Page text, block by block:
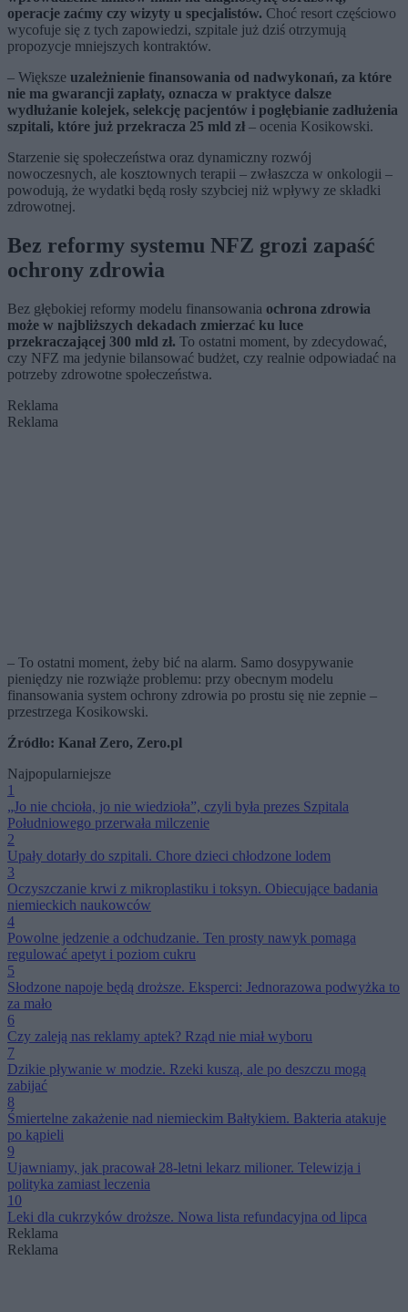
operacje zaćmy czy wizyty u specjalistów. Choć resort częściowo
wycofuje się z tych zapowiedzi, szpitale już dziś otrzymują
propozycje mniejszych kontraktów.
– Większe uzależnienie finansowania od nadwykonań, za które
nie ma gwarancji zapłaty, oznacza w praktyce dalsze
wydłużanie kolejek, selekcję pacjentów i pogłębianie zadłużenia
szpitali, które już przekracza 25 mld zł – ocenia Kosikowski.
Starzenie się społeczeństwa oraz dynamiczny rozwój
nowoczesnych, ale kosztownych terapii – zwłaszcza w onkologii –
powodują, że wydatki będą rosły szybciej niż wpływy ze składki
zdrowotnej.
Bez reformy systemu NFZ grozi zapaść
ochrony zdrowia
Bez głębokiej reformy modelu finansowania ochrona zdrowia
może w najbliższych dekadach zmierzać ku luce
przekraczającej 300 mld zł. To ostatni moment, by zdecydować,
czy NFZ ma jedynie bilansować budżet, czy realnie odpowiadać na
potrzeby zdrowotne społeczeństwa.
Reklama
Reklama
– To ostatni moment, żeby bić na alarm. Samo dosypywanie
pieniędzy nie rozwiąże problemu: przy obecnym modelu
finansowania system ochrony zdrowia po prostu się nie zepnie –
przestrzega Kosikowski.
Źródło: Kanał Zero, Zero.pl
Najpopularniejsze
1
„Jo nie chcioła, jo nie wiedzioła”, czyli była prezes Szpitala
Południowego przerwała milczenie
2
Upały dotarły do szpitali. Chore dzieci chłodzone lodem
3
Oczyszczanie krwi z mikroplastiku i toksyn. Obiecujące badania
niemieckich naukowców
4
Powolne jedzenie a odchudzanie. Ten prosty nawyk pomaga
regulować apetyt i poziom cukru
5
Słodzone napoje będą droższe. Eksperci: Jednorazowa podwyżka to
za mało
6
Czy zaleją nas reklamy aptek? Rząd nie miał wyboru
7
Dzikie pływanie w modzie. Rzeki kuszą, ale po deszczu mogą
zabijać
8
Śmiertelne zakażenie nad niemieckim Bałtykiem. Bakteria atakuje
po kąpieli
9
Ujawniamy, jak pracował 28-letni lekarz milioner. Telewizja i
polityka zamiast leczenia
10
Leki dla cukrzyków droższe. Nowa lista refundacyjna od lipca
Reklama
Reklama